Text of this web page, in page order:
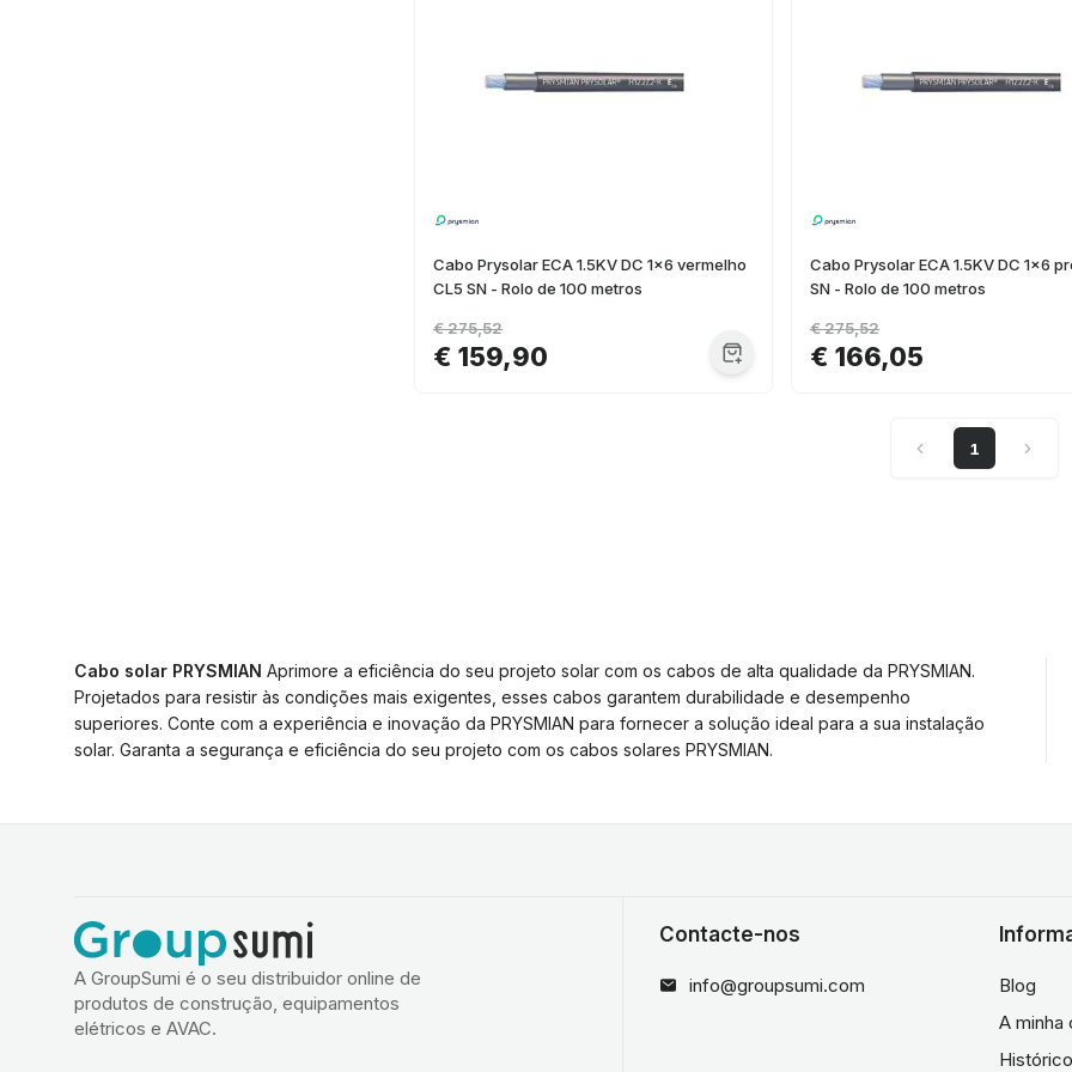
Cabo Prysolar ECA 1.5KV DC 1x6 vermelho
CL5 SN - Rolo de 100 metros
€ 159,90
€ 275,52
Cabo Prysolar ECA 1.5KV DC 1x6
SN - Rolo de 100 metros
€ 166,05
€ 275,52
1
Cabo solar PRYSMIAN Aprimore a eficiência do seu projeto solar com os cabos de alta qualidade da PRYSMIAN.
Projetados para resistir às condições mais exigentes, esses cabos garantem durabilidade e desempenho
superiores. Conte com a experiência e inovação da PRYSMIAN para fornecer a solução ideal para a sua instalação
solar. Garanta a segurança e eficiência do seu projeto com os cabos solares PRYSMIAN.
A GroupSumi é o seu distribuidor online de
produtos de construção, equipamentos
elétricos e AVAC.
Contacte-nos
info@groupsumi.com
Blog
A minha